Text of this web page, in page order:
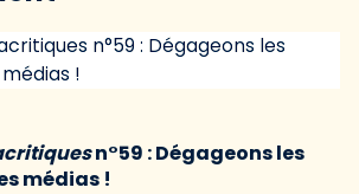
n°59 : Dégageons les
médias !